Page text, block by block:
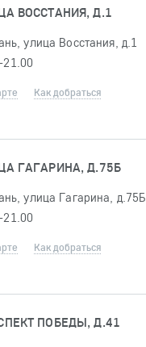
ВОССТАНИЯ, Д.1
улица Восстания, д.1
Как добраться
ГАГАРИНА, Д.75Б
улица Гагарина, д.75Б
Как добраться
ПОБЕДЫ, Д.41